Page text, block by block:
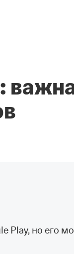
Play, но его